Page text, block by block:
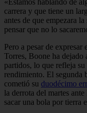
«Estamos hablando de
carrera y que tiene un
antes de que empezara
pensar que no lo
Pero a pesar de
Torres, Boone ha
partidos, lo que refleja
rendimiento. El segunda
cometió su duodécimo
la derrota del martes
sacar una bola por tierra